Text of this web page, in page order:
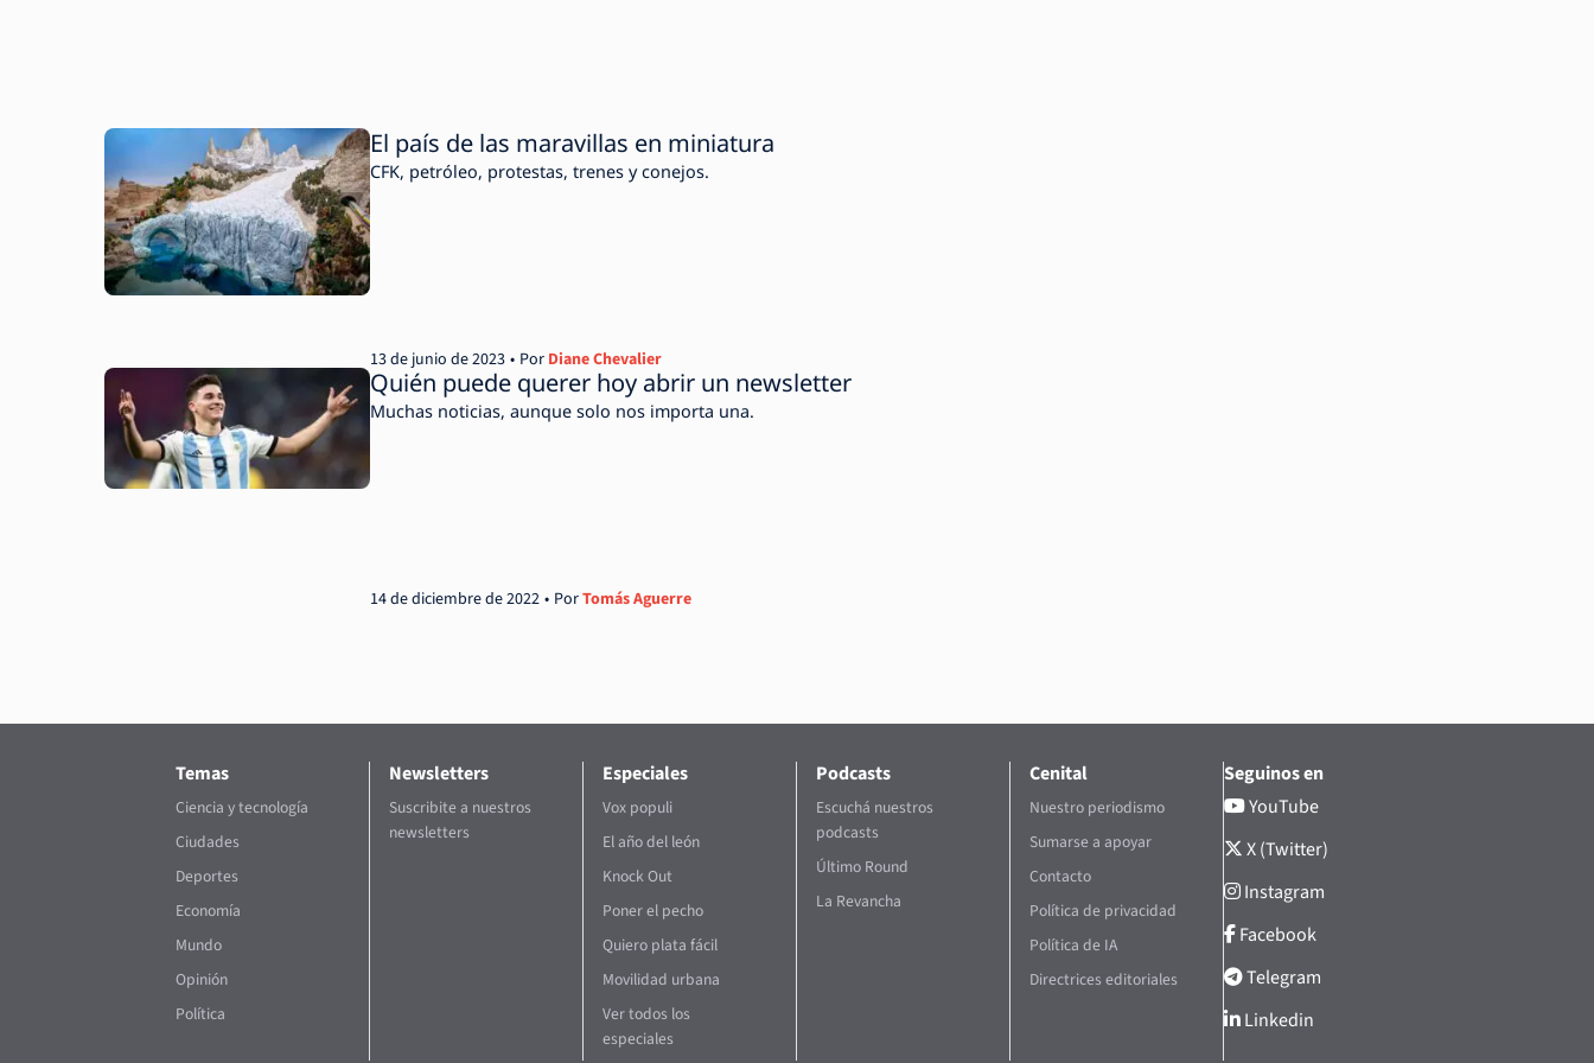
El país de las maravillas en miniatura
CFK, petróleo, protestas, trenes y conejos.
Por Diane Chevalier
13 de junio de 2023
Quién puede querer hoy abrir un newsletter
Muchas noticias, aunque solo nos importa una.
PorTomás Aguerre
14 de diciembre de 2022
Temas
Ciencia y tecnología
Ciudades
Deportes
Economía
Mundo
Opinión
Política
Newsletters
Suscribite a nuestros
newsletters
Especiales
Vox populi
El año del león
Knock Out
Poner el pecho
Quiero plata fácil
Movilidad urbana
Ver todos los
especiales
Podcasts
Escuchá nuestros
podcasts
Último Round
La Revancha
Cenital
Nuestro periodismo
Sumarse a apoyar
Contacto
Política de privacidad
Política de IA
Directrices editoriales
Seguinos en
YouTube
X (Twitter)
Instagram
Facebook
Telegram
Linkedin